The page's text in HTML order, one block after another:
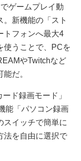
ゲームプレイ動
新機能の「スト
トフォンへ最大4
使うことで、PCを
やTwitchなど
だ。
ド録画モード」
能「パソコン録画
スイッチで簡単に
法を自由に選択で